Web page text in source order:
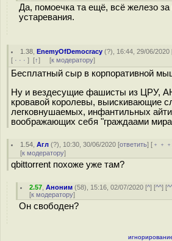
Да, помоечка та ещё, всё железо за
устаревания.
1.38 ,EnemyOfDemocracy (?), 16:44, 29/06/2020
[ · · · ] [↑] [к модератору]
Бесплатный сыр в корпоративной
Ну и вездесущие фашисты из ЦРУ,
кровавой королевы, выискивающие
легковнушаемых, инфантильных
воображающих себя "граждаами
1.54 ,Агл (?), 10:30, 30/06/2020 [ответить] [
[к модератору]
qbittorrent похоже уже там?
2.57 ,Аноним (58), 15:16, 02/07/2020 [^] [^^] [
[к модератору]
Он свободен?